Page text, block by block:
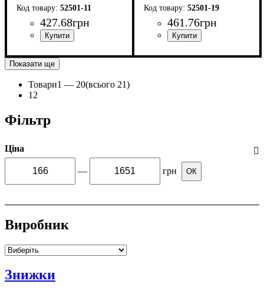
52501-11
427.68грн
52501-19
461.76грн
Показати ще
Товари1 — 20(всього 21)
1 2
Фільтр
Ціна
— грн ОК
Виробник
Знижки